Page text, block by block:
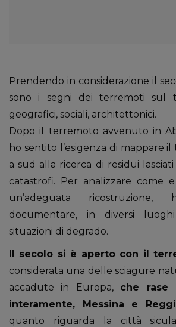
Prendendo in considerazione il
sono i segni dei terremoti sul
geografici, sociali, architettonici.
Dopo il terremoto avvenuto in
ho sentito l’esigenza di mappare
a sud alla ricerca di residui
catastrofi. Per analizzare come
un’adeguata
documentare, in diversi
situazioni di degrado.
Il secolo si è aperto con il
considerata una delle sciagure
accadute in Europa, che rase
interamente, Messina e
quanto riguarda la città